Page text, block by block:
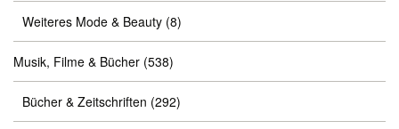
Weiteres Mode & Beauty (8)
Musik, Filme & Bücher (538)
Bücher & Zeitschriften (292)